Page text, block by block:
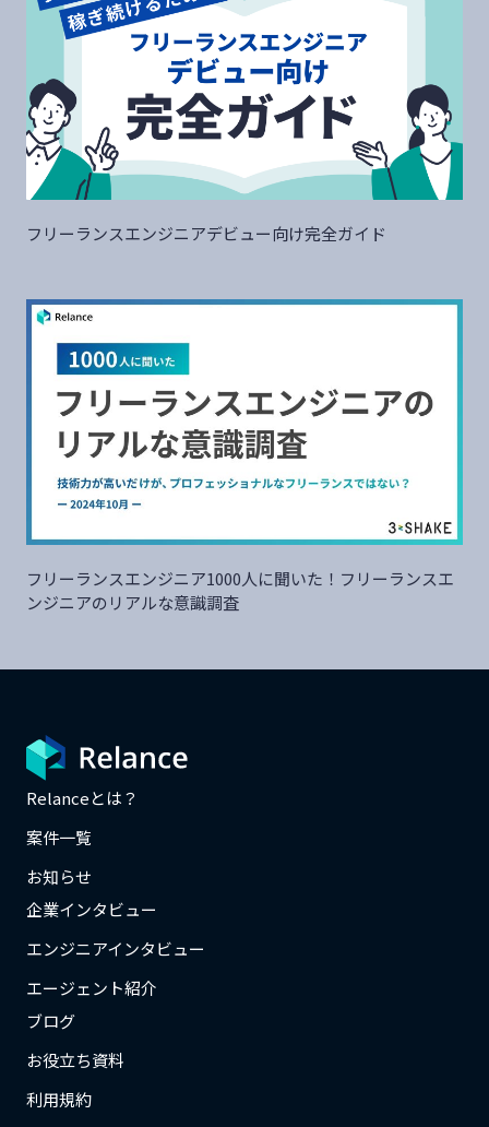
フリーランスエンジニアデビュー向け完全ガイド
フリーランスエンジニア1000人に聞いた！フリーランスエ
ンジニアのリアルな意識調査
Relanceとは？
案件一覧
お知らせ
企業インタビュー
エンジニアインタビュー
エージェント紹介
ブログ
お役立ち資料
利用規約